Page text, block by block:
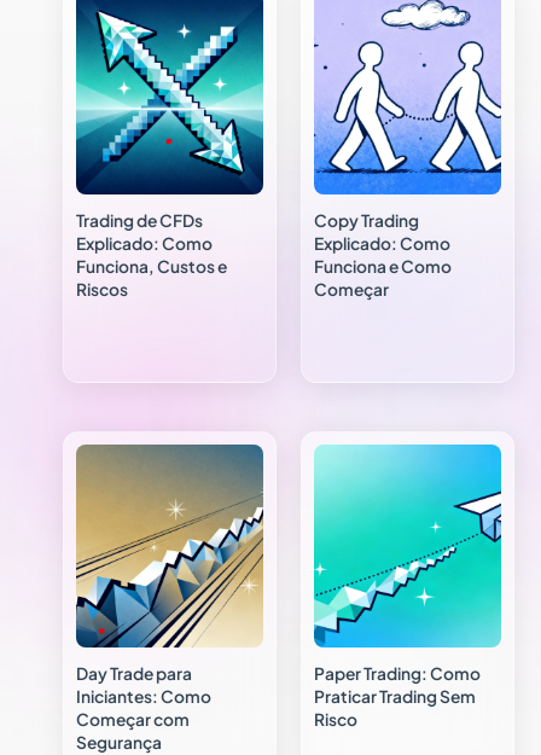
Trading de CFDs
Explicado: Como
Funciona, Custos e
Riscos
Copy Trading
Explicado: Como
Funciona e Como
Começar
Day Trade para
Iniciantes: Como
Começar com
Segurança
Paper Trading: Como
Praticar Trading Sem
Risco